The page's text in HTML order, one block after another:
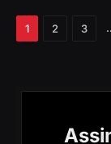
1 2 3